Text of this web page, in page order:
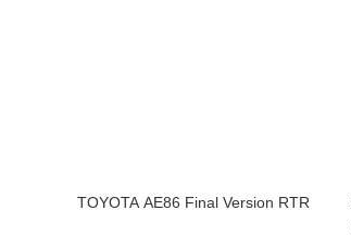
TOYOTA AE86 Final Version RTR